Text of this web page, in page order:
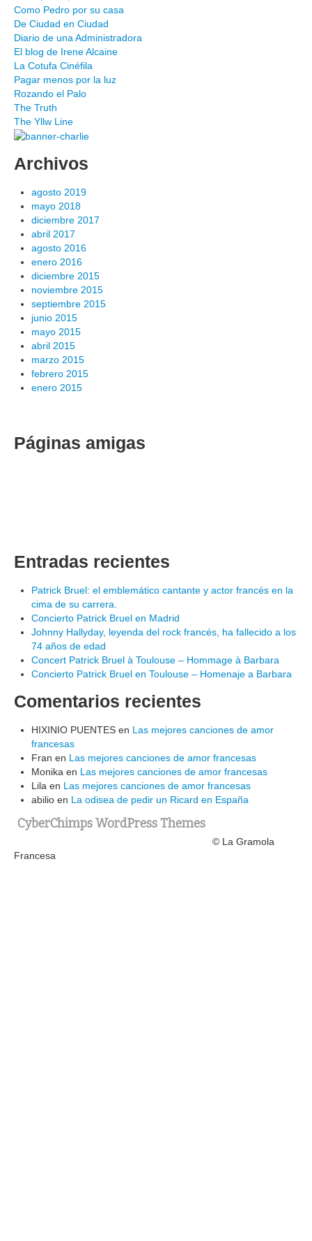
Como Pedro por su casa
De Ciudad en Ciudad
Diario de una Administradora
El blog de Irene Alcaine
La Cotufa Cinéfila
Pagar menos por la luz
Rozando el Palo
The Truth
The Yllw Line
Archivos
agosto 2019
mayo 2018
diciembre 2017
abril 2017
agosto 2016
enero 2016
diciembre 2015
noviembre 2015
septiembre 2015
junio 2015
mayo 2015
abril 2015
marzo 2015
febrero 2015
enero 2015
Páginas amigas
Entradas recientes
Patrick Bruel: el emblemático cantante y actor francés en la
cima de su carrera.
Concierto Patrick Bruel en Madrid
Johnny Hallyday, leyenda del rock francés, ha fallecido a los
74 años de edad
Concert Patrick Bruel à Toulouse – Hommage à Barbara
Concierto Patrick Bruel en Toulouse – Homenaje a Barbara
Comentarios recientes
HIXINIO PUENTES en Las mejores canciones de amor
francesas
Fran en Las mejores canciones de amor francesas
Monika en Las mejores canciones de amor francesas
Lila en Las mejores canciones de amor francesas
abilio en La odisea de pedir un Ricard en España
CyberChimps WordPress Themes
© La Gramola
Francesa